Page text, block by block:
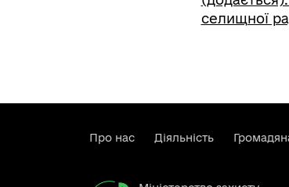
селищної
Про нас Діяльність